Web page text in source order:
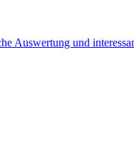
Auswertung und